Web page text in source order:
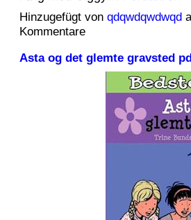
Hinzugefügt von qdqwdqwdwqd
Kommentare
Asta og det glemte gravsted